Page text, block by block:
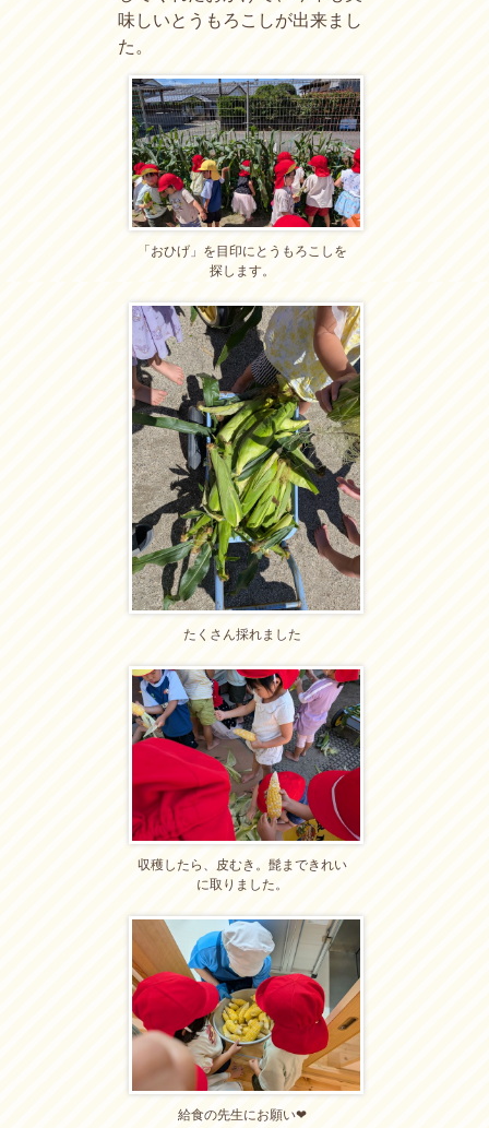
味しいとうもろこしが出来まし
た。
「おひげ」を目印にとうもろこしを
探します。
たくさん採れました
収穫したら、皮むき。髭まできれい
に取りました。
給食の先生にお願い❤